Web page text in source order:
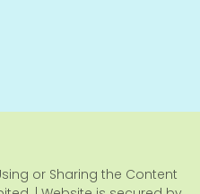
or Sharing the Content